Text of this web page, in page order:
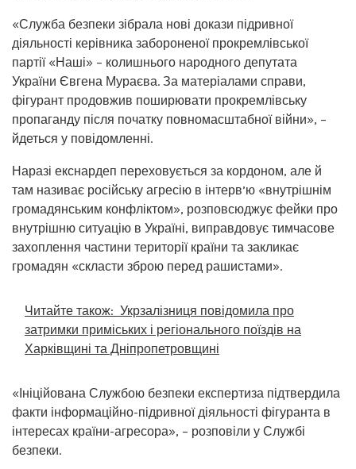
«Служба безпеки зібрала нові докази підривної
діяльності керівника забороненої прокремлівської
партії «Наші» – колишнього народного депутата
України Євгена Мураєва. За матеріалами справи,
фігурант продовжив поширювати прокремлівську
пропаганду після початку повномасштабної війни», –
йдеться у повідомленні.
Наразі екснардеп переховується за кордоном, але й
там називає російську агресію в інтерв’ю «внутрішнім
громадянським конфліктом», розповсюджує фейки про
внутрішню ситуацію в Україні, виправдовує тимчасове
захоплення частини території країни та закликає
громадян «скласти зброю перед рашистами».
Читайте також: Укрзалізниця повідомила про
затримки приміських і регіонального поїздів на
Харківщині та Дніпропетровщині
«Ініційована Службою безпеки експертиза підтвердила
факти інформаційно-підривної діяльності фігуранта в
інтересах країни-агресора», – розповіли у Службі
безпеки.